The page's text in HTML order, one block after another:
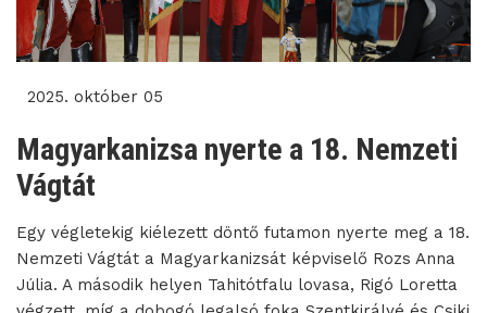
2025. október 05
Magyarkanizsa nyerte a 18. Nemzeti
Vágtát
Egy végletekig kiélezett döntő futamon nyerte meg a 18.
Nemzeti Vágtát a Magyarkanizsát képviselő Rozs Anna
Júlia. A második helyen Tahitótfalu lovasa, Rigó Loretta